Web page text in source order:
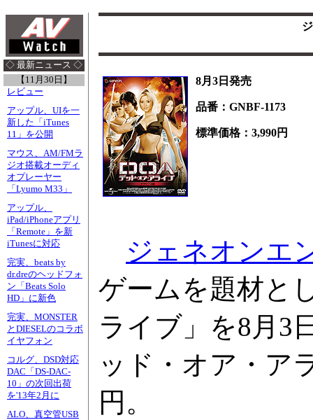
◇ 最新ニュース ◇
【11月30日】
レビュー
アップル、UIを一
新した「iTunes
11」を公開
マウス、AM/FMラ
ジオ搭載オーディ
オプレーヤー
「Lyumo M33」
アップル、
iPad/iPhoneアプリ
「Remote」を新
iTunesに対応
完実、beats by
dr.dreのヘッドフォ
ン「Beats Solo
HD」に新色
完実、MONSTER
とDIESELのコラボ
イヤフォン
コルグ、DSD対応
DAC「DS-DAC-
10」の次回出荷
を'13年2月に
ALO、真空管USB
8月3日発売
品番：GNBF-1173
標準価格：3,990円
ジェネオンエ
ゲームを題材と
ライブ」を8月3
ッド・オア・ア
円。